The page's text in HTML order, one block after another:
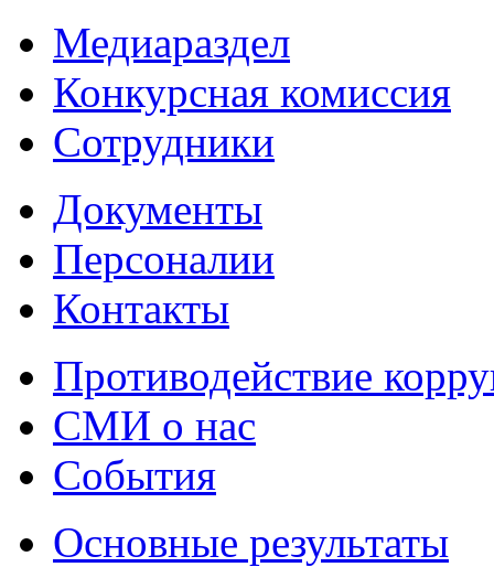
Медиараздел
Конкурсная комиссия
Сотрудники
Документы
Персоналии
Контакты
Противодействие
СМИ о нас
События
Основные результаты